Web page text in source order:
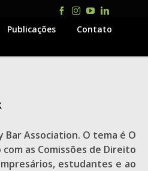
Facebook
Instagram
YouTubeLinkedIn
Publicações Contato
Association. O tema é O
as Comissões de Direito
estudantes e ao